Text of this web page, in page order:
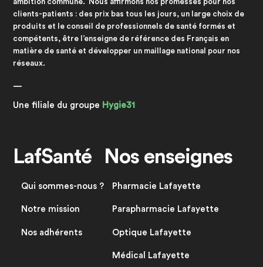
ambition commune. Nous affirmons nos promesses pour nos
clients-patients : des prix bas tous les jours, un large choix de
produits et le conseil de professionnels de santé formés et
compétents, être l’enseigne de référence des Français en
matière de santé et développer un maillage national pour nos
réseaux.
—
Une filiale du groupe Hygie31
LafSanté
Qui sommes-nous ?
Notre mission
Nos adhérents
Nos enseignes
Pharmacie Lafayette
Parapharmacie Lafayette
Optique Lafayette
Médical Lafayette